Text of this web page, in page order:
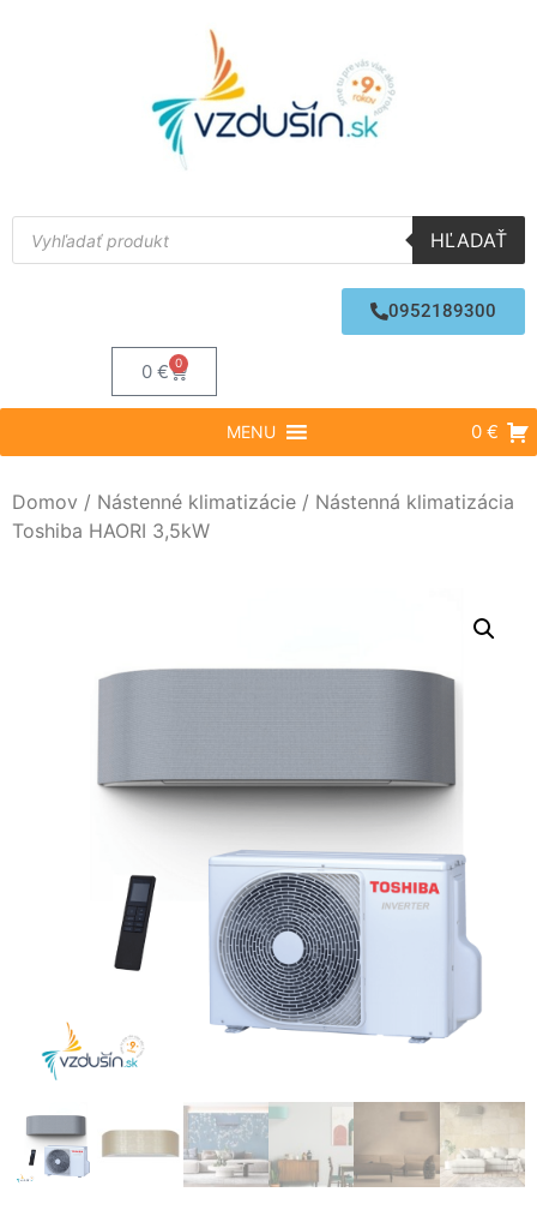
HĽADAŤ
0952189300
0€ 0
MENU 0 €
Domov / Nástenné klimatizácie / Nástenná klimatizácia
Toshiba HAORI 3,5kW
Nevyhnutné
Tieto súbory
voliteľné. Sú
potrebné pre
fungovanie
webovej
stránky.
zlepšiť
funkčnosť
a štruktúru
webovej